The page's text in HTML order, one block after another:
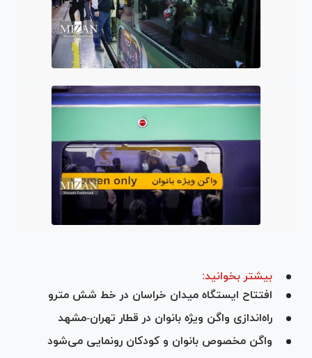
بیشتر بخوانید:
افتتاح ایستگاه میدان خراسان در خط شش مترو
راه‌اندازی واگن ویژه بانوان در قطار تهران-مشهد
واگن مخصوص بانوان و کودکان رونمایی می‌شود